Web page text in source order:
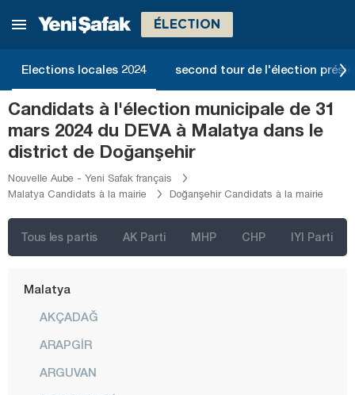
ÉLECTION
Elections locales 2024 second tour de l'élection
Candidats à l'élection municipale de 31
mars 2024 du DEVA à Malatya dans le
district de Doğanşehir
Nouvelle Aube - Yeni Safak français
Malatya Candidats à la mairie
Doğanşehir Candidats à la mairie
Tous les partis AK Parti MHP CHP IYI Parti
Kastamonu
Kilis
Kırıkkale
Kırklareli
Kırşehir
Kocaeli
Kütahya
Malatya
AKÇADAĞ
ARAPGİR
ARGUVAN